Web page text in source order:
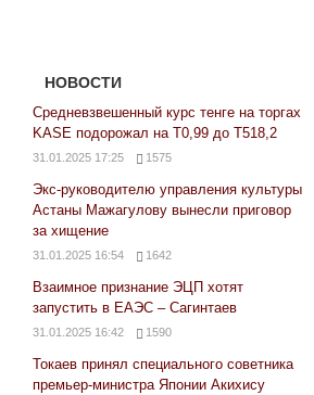
НОВОСТИ
Средневзвешенный курс тенге на торгах
KASE подорожал на Т0,99 до Т518,2
31.01.2025 17:25 1575
Экс-руководителю управления культуры
Астаны Мажагулову вынесли приговор
за хищение
31.01.2025 16:54 1642
Взаимное признание ЭЦП хотят
запустить в ЕАЭС – Сагинтаев
31.01.2025 16:42 1590
Токаев принял специального советника
премьер-министра Японии Акихису